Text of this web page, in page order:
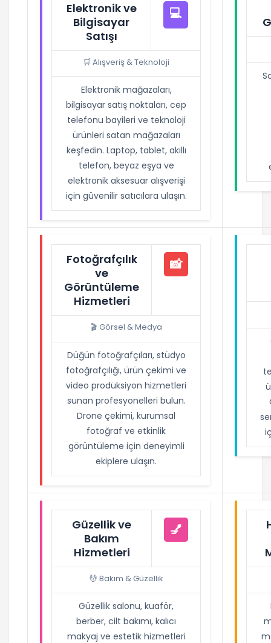
Elektronik ve
Bilgisayar
Satışı
💻
🛒 Alışveriş & Teknoloji
Elektronik mağazaları,
bilgisayar satış noktaları, cep
telefonu bayileri ve teknoloji
ürünleri satan mağazaları
keşfedin. Laptop, tablet, akıllı
telefon, beyaz eşya ve
elektronik aksesuar alışverişi
için güvenilir satıcılara ulaşın.
Fotoğrafçılık
ve
Görüntüleme
Hizmetleri
📸
🎬 Görsel & Medya
Düğün fotoğrafçıları, stüdyo
fotoğrafçılığı, ürün çekimi ve
video prodüksiyon hizmetleri
sunan profesyonelleri bulun.
Drone çekimi, kurumsal
fotoğraf ve etkinlik
görüntüleme için deneyimli
ekiplere ulaşın.
Güzellik ve
Bakım
Hizmetleri
💅
💆 Bakım & Güzellik
Güzellik salonu, kuaför,
berber, cilt bakımı, kalıcı
makyaj ve estetik hizmetleri